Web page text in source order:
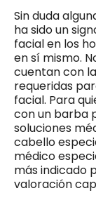
Sin duda
ha sido un
facial en los
en sí mismo.
cuentan con
requeridas
facial. Para
con un barba
soluciones
cabello
médico
más indicado
valoración